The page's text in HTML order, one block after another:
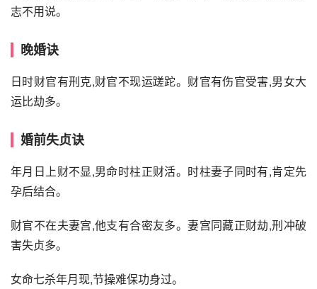
志不用说。
晚婚诀
日时财官有刑克,财官不现运蹉跎。财官有伤官受害,男女大
运比劫多。
婚前失贞诀
年月日上财不显,男命时柱正财活。时柱妻子同时有,肯定先
孕后结合。
财官不在夫妻宫,他支有合密友多。妻宫同藏正财劫,刑冲破
害失贞多。
女命七杀年月现,节操难保功身过。